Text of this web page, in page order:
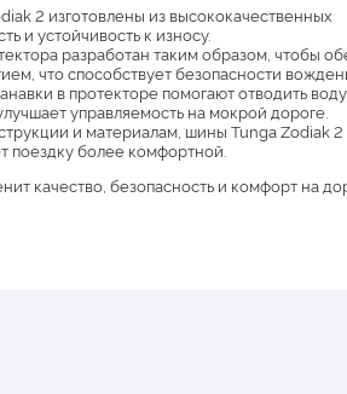
2 изготовлены из высококачественных
и устойчивость к износу.
разработан таким образом, чтобы
что способствует безопасности
в протекторе помогают отводить
управляемость на мокрой дороге.
и материалам, шины Tunga Zodiak 2
поездку более комфортной.
качество, безопасность и комфорт на